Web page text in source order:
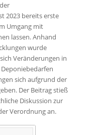
2023 bereits erste
Umgang mit
lassen. Anhand
wurde
Veränderungen in
sich aufgrund der
Der Beitrag stieß
Diskussion zur
Verordnung an.